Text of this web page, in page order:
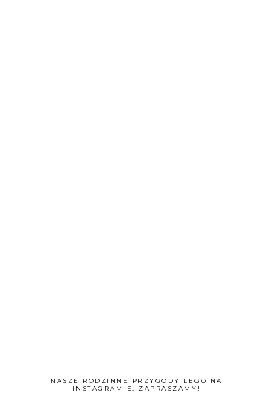
NASZE RODZINNE PRZYGODY LEGO NA
INSTAGRAMIE. ZAPRASZAMY!